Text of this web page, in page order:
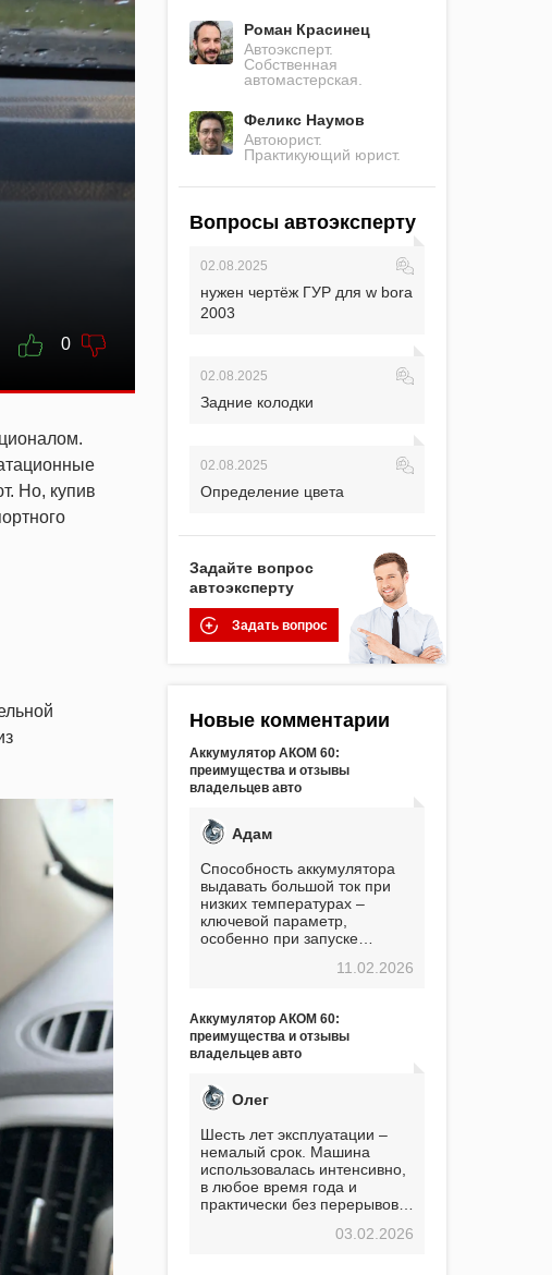
0
Но, купив
Роман Красинец
Автоэксперт.
Собственная
автомастерская.
Феликс Наумов
Автоюрист.
Практикующий юрист.
Вопросы автоэксперту
02.08.2025
нужен чертёж ГУР для w bora
2003
02.08.2025
Задние колодки
02.08.2025
Определение цвета
Задайте вопрос
автоэксперту
Задать вопрос
Новые комментарии
Аккумулятор АКОМ 60:
преимущества и отзывы
владельцев авто
Адам
Способность аккумулятора
выдавать большой ток при
низких температурах –
ключевой параметр,
особенно при запуске
показывает, что данный
стоимость. Долго сомневался
перед приобретением, но в
итоге ни разу не пожалел.
вложение, избавляющее от
головной боли, связанной с
АКБ. Подтверждаю
11.02.2026
Аккумулятор АКОМ 60:
преимущества и отзывы
владельцев авто
Олег
Шесть лет эксплуатации –
немалый срок. Машина
использовалась интенсивно,
в любое время года и
практически без перерывов.
экстремальные морозы,03.02.2026